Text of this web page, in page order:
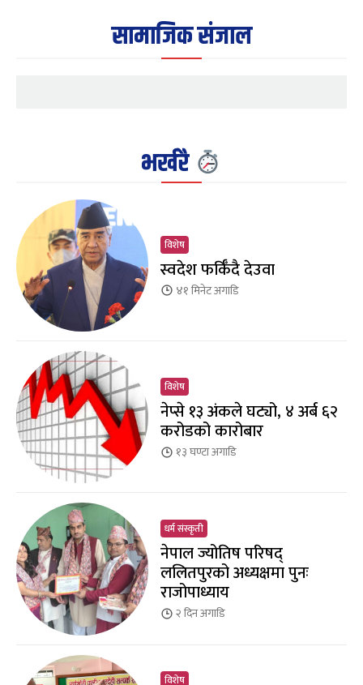
सामाजिक संजाल
भर्खरै
विशेष
स्वदेश फर्किँदै देउवा
४१ मिनेटअगाडि
विशेष
नेप्से १३ अंकले घट्यो, ४ अर्ब ६२
करोडको कारोबार
१३ घण्टाअगाडि
धर्म संस्कृती
नेपाल ज्योतिष परिषद्
ललितपुरको अध्यक्षमा पुनः
राजोपाध्याय
२ दिनअगाडि
विशेष